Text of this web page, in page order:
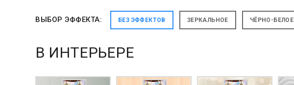
ВЫБОР ЭФФЕКТА: БЕЗ ЭФФЕКТОВ ЗЕРКАЛЬНОЕ ЧЁРНО-БЕЛОЕ
В ИНТЕРЬЕРЕ